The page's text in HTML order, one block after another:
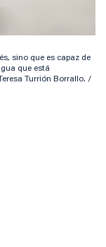
sino que es capaz de
que está
Turrión Borrallo. /